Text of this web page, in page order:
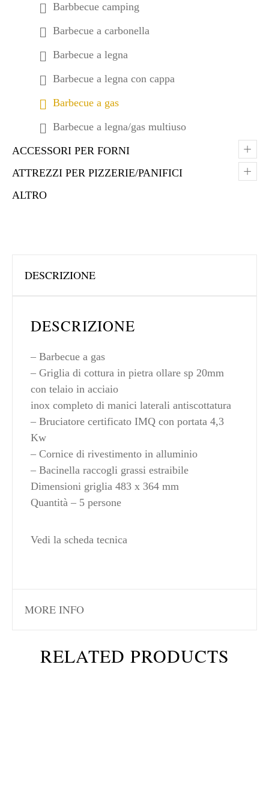
Barbbecue camping
Barbecue a carbonella
Barbecue a legna
Barbecue a legna con cappa
Barbecue a gas
Barbecue a legna/gas multiuso
+
ACCESSORI PER FORNI
+
ATTREZZI PER PIZZERIE/PANIFICI
ALTRO
DESCRIZIONE
DESCRIZIONE
– Barbecue a gas
– Griglia di cottura in pietra ollare sp 20mm
con telaio in acciaio
inox completo di manici laterali antiscottatura
– Bruciatore certificato IMQ con portata 4,3
Kw
– Cornice di rivestimento in alluminio
– Bacinella raccogli grassi estraibile
Dimensioni griglia 483 x 364 mm
Quantità – 5 persone
Vedi la scheda tecnica
MORE INFO
RELATED PRODUCTS